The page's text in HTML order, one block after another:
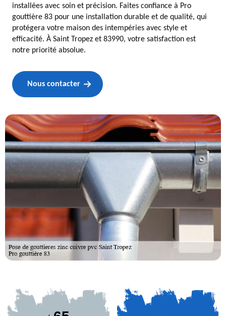
installées avec soin et précision. Faites confiance à Pro
gouttière 83 pour une installation durable et de qualité, qui
protégera votre maison des intempéries avec style et
efficacité. À Saint Tropez et 83990, votre satisfaction est
notre priorité absolue.
Nous contacter